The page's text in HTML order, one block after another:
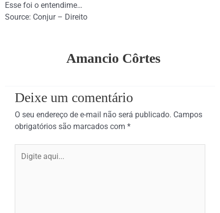
Esse foi o entendime…
Source: Conjur – Direito
Amancio Côrtes
Deixe um comentário
O seu endereço de e-mail não será publicado. Campos
obrigatórios são marcados com *
aqui...